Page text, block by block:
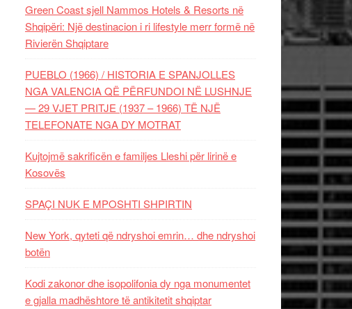
Green Coast sjell Nammos Hotels & Resorts në
Shqipëri: Një destinacion i ri lifestyle merr formë në
Rivierën Shqiptare
PUEBLO (1966) / HISTORIA E SPANJOLLES
NGA VALENCIA QË PËRFUNDOI NË LUSHNJE
— 29 VJET PRITJE (1937 – 1966) TË NJË
TELEFONATE NGA DY MOTRAT
Kujtojmë sakrificën e familjes Lleshi për lirinë e
Kosovës
SPAÇI NUK E MPOSHTI SHPIRTIN
New York, qyteti që ndryshoi emrin… dhe ndryshoi
botën
Kodi zakonor dhe isopolifonia dy nga monumentet
e gjalla madhështore të antikitetit shqiptar